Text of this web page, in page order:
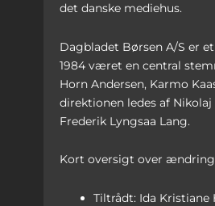
det danske mediehus.
Dagbladet Børsen A/S er
1984 været en central
Horn Andersen, Karmo
direktionen ledes af
Frederik Lyngsaa Lang.
Kort oversigt over
Tiltrådt: Ida Kristiane